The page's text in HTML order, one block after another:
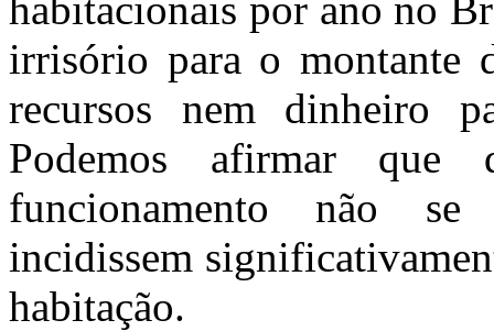
irrisório para o montante
recursos nem dinheiro
Podemos afirmar que
funcionamento não se
incidissem
habitação.